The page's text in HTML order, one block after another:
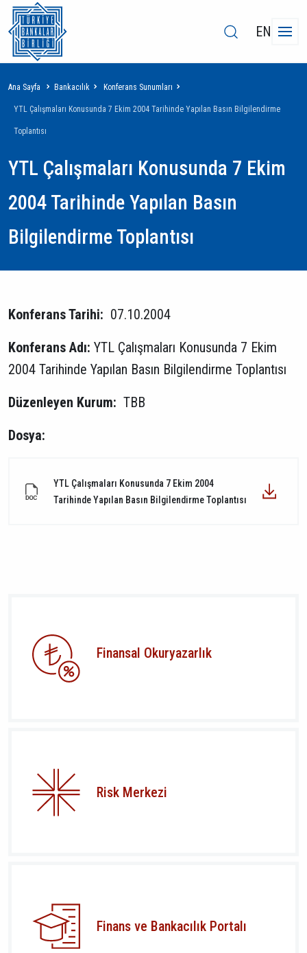
EN
Sayfa
yolu
Ana Sayfa Bankacılık Konferans Sunumları
YTL Çalışmaları Konusunda 7 Ekim 2004 Tarihinde Yapılan Basın Bilgilendirme
Toplantısı
YTL Çalışmaları Konusunda 7 Ekim
2004 Tarihinde Yapılan Basın
Bilgilendirme Toplantısı
Konferans Tarihi: 07.10.2004
Konferans Adı: YTL Çalışmaları Konusunda 7 Ekim
2004 Tarihinde Yapılan Basın Bilgilendirme Toplantısı
Düzenleyen Kurum: TBB
Dosya:
YTL Çalışmaları Konusunda 7 Ekim 2004
Tarihinde Yapılan Basın Bilgilendirme Toplantısı
Finansal Okuryazarlık
Risk Merkezi
Finans ve Bankacılık Portalı